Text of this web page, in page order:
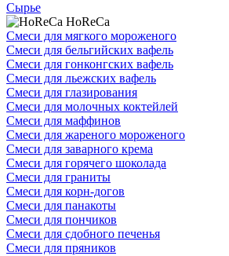
Сырье
HoReCa
Смеси для мягкого мороженого
Смеси для бельгийских вафель
Смеси для гонконгских вафель
Смеси для льежских вафель
Смеси для глазирования
Смеси для молочных коктейлей
Смеси для маффинов
Смеси для жареного мороженого
Смеси для заварного крема
Смеси для горячего шоколада
Смеси для граниты
Смеси для корн-догов
Смеси для панакоты
Смеси для пончиков
Смеси для сдобного печенья
Смеси для пряников